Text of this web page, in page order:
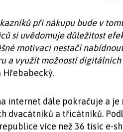
při nákupu bude v
si uvědomuje důležitost
motivaci nestačí
a využít možností
internet dále pokračuje a
dvacátníků a třicátníků.
více než 36 tisíc e-